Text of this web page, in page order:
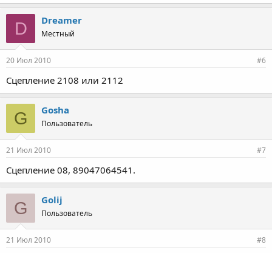
D Dreamer
Местный
20 Июл 2010 #6
Сцепление 2108 или 2112
G Gosha
Пользователь
21 Июл 2010 #7
Сцепление 08, 89047064541.
G Golij
Пользователь
21 Июл 2010 #8